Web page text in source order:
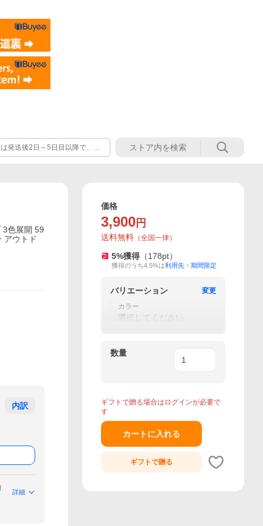
発送後2日～5日目以降で、土
ご了承ください ○サイズや重
3色展開 59
アウトド
内訳
詳細
価格
3,900 円
送料無料 （全国一律）
5%獲得 （178pt）
獲得のうち4.5%は利用先・期間限定
バリエーション
変更
カラー
選択してください
数量
ギフトで贈る場合はログインが必要で
す
カートに入れる
ギフトで贈る